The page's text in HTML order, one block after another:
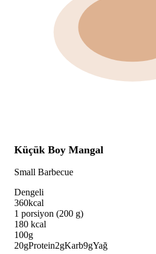
Küçük Boy Mangal
Small Barbecue
Dengeli
360kcal
1 porsiyon (200 g)
180 kcal
100g
20gProtein2gKarb9gYağ